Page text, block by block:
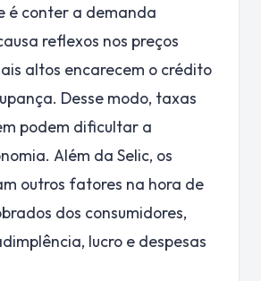
é conter a demanda
reflexos nos preços
altos encarecem o crédito
Desse modo, taxas
podem dificultar a
Além da Selic, os
outros fatores na hora de
dos consumidores,
lucro e despesas